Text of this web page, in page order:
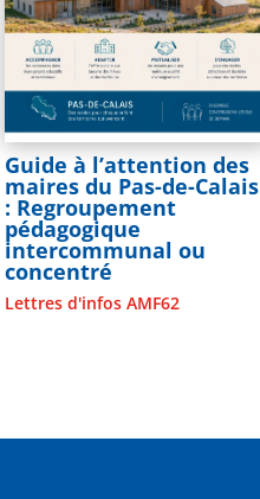
Guide à l’attention des
maires du Pas-de-Calais
: Regroupement
pédagogique
intercommunal ou
concentré
Lettres d'infos AMF62